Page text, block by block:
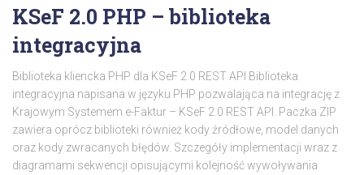
KSeF 2.0 PHP – biblioteka
integracyjna
Biblioteka kliencka PHP dla KSeF 2.0 REST API Biblioteka
integracyjna napisana w języku PHP pozwalająca na integrację z
Krajowym Systemem e-Faktur – KSeF 2.0 REST API. Paczka ZIP
zawiera oprócz biblioteki również kody źródłowe, model danych
oraz kody zwracanych błędów. Szczegóły implementacji wraz z
diagramami sekwencji opisującymi kolejność wywoływania